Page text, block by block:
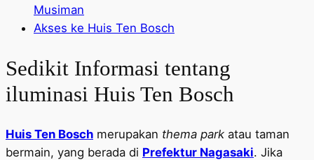
Musiman
Akses ke Huis Ten Bosch
Sedikit Informasi tentang
iluminasi Huis Ten Bosch
Huis Ten Bosch merupakan thema park atau taman
bermain, yang berada di Prefektur Nagasaki. Jika